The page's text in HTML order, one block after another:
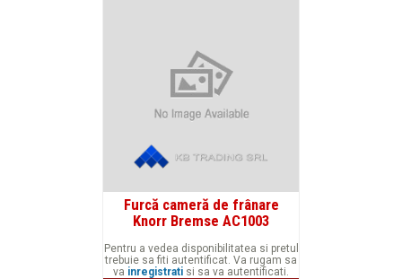
Furcă cameră de frânare
Knorr Bremse AC1003
Pentru a vedea disponibilitatea si pretul
trebuie sa fiti autentificat. Va rugam sa
va inregistrati si sa va autentificati.